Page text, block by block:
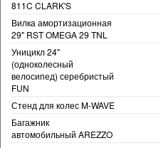
811C CLARK'S
Вилка амортизационная
29" RST OMEGA 29 TNL
Уницикл 24"
(одноколесный
велосипед) серебристый
FUN
Стенд для колес M-WAVE
Багажник
автомобильный AREZZO